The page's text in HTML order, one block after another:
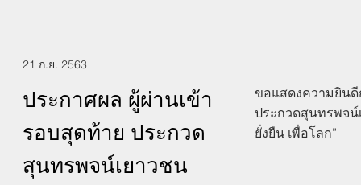
21 ก.ย. 2563
ประกาศผล ผู้ผ่านเข้า
รอบสุดท้าย ประกวด
สุนทรพจน์เยาวชน
ขอแสดงความยินดี
ประกวดสุนทรพจน์
ยั่งยืน เพื่อโลก”